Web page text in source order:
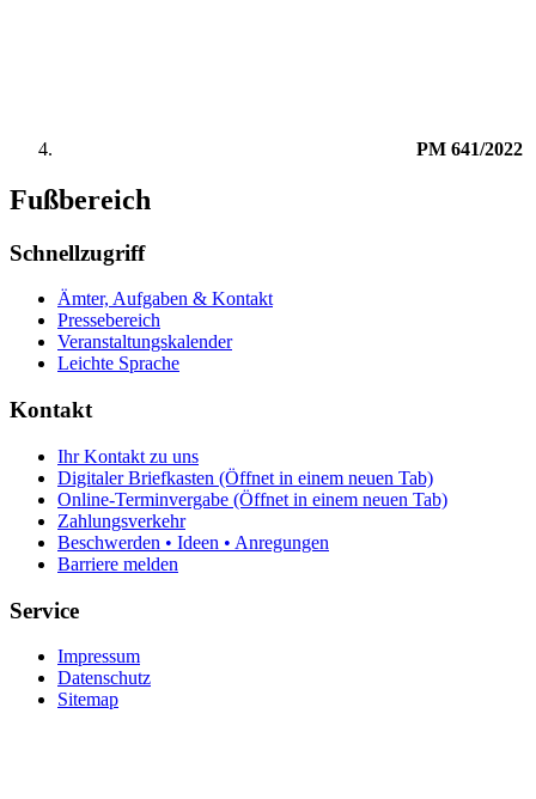
PM 641/2022
Fußbereich
Schnellzugriff
Ämter, Aufgaben & Kontakt
Pressebereich
Veranstaltungskalender
Leichte Sprache
Kontakt
Ihr Kontakt zu uns
Digitaler Briefkasten (Öffnet in einem neuen Tab)
Online-Terminvergabe (Öffnet in einem neuen Tab)
Zahlungsverkehr
Beschwerden • Ideen • Anregungen
Barriere melden
Service
Impressum
Datenschutz
Sitemap